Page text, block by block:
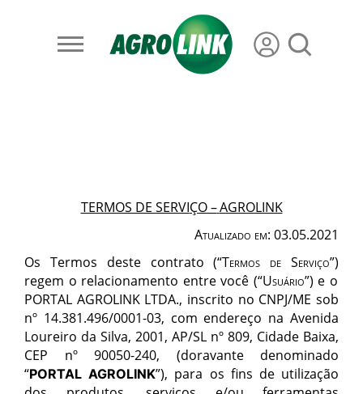
TERMOS DE SERVIÇO –AGROLINK
Atualizado em: 03.05.2021
Os Termos deste contrato (“Termos de Serviço”)
regem o relacionamento entre você (“Usuário”) e o
PORTAL AGROLINK LTDA., inscrito no CNPJ/ME sob
nº 14.381.496/0001-03, com endereço na Avenida
Loureiro da Silva, 2001, AP/SL nº 809, Cidade Baixa,
CEP nº 90050-240, (doravante denominado
“PORTAL AGROLINK”), para os fins de utilização